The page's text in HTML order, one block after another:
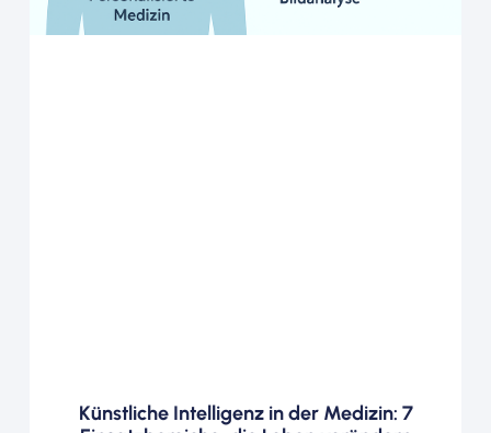
Künstliche Intelligenz in der Medizin: 7